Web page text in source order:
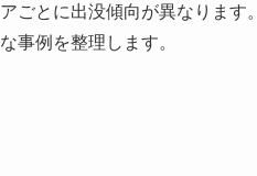
ごとに出没傾向が異なります。
事例を整理します。